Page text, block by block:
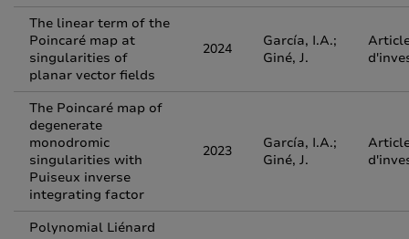
The linear term of the
Poincaré map at
singularities of
planar vector fields
2024
García, I.A.;
Giné, J.
The Poincaré map of
degenerate
monodromic
singularities with
Puiseux inverse
integrating factor
2023
García, I.A.;
Giné, J.
Polynomial Liénard